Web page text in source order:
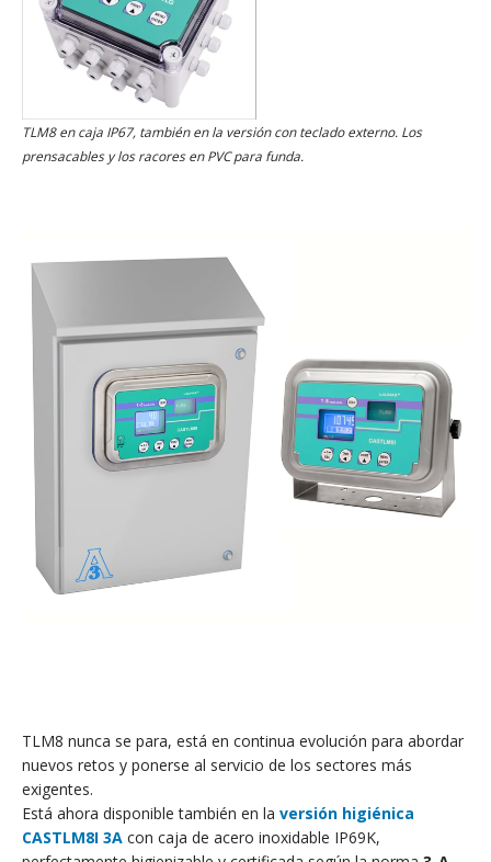
TLM8 en caja IP67, también en la versión con teclado externo. Los
prensacables y los racores en PVC para funda.
TLM8 nunca se para, está en continua evolución para abordar
nuevos retos y ponerse al servicio de los sectores más
exigentes.
Está ahora disponible también en la versión higiénica
CASTLM8I 3A con caja de acero inoxidable IP69K,